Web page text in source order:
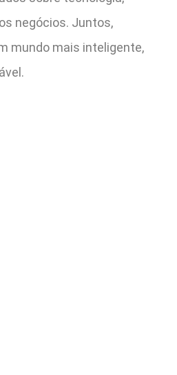
negócios. Juntos,
mundo mais inteligente,